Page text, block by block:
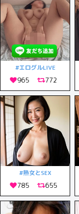
#エログルLIVE
#熟女とSEX